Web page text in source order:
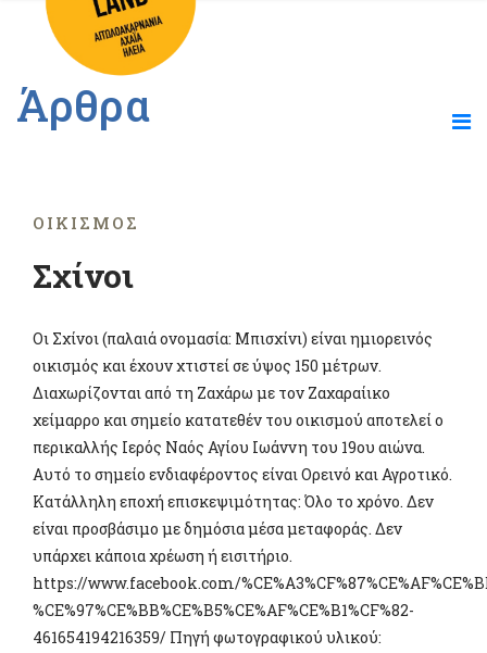
Άρθρα
ΟΙΚΙΣΜΌΣ
Σχίνοι
Οι Σχίνοι (παλαιά ονομασία: Μπισχίνι) είναι ημιορεινός
οικισμός και έχουν χτιστεί σε ύψος 150 μέτρων.
Διαχωρίζονται από τη Ζαχάρω με τον Ζαχαραίικο
χείμαρρο και σημείο κατατεθέν του οικισμού αποτελεί ο
περικαλλής Ιερός Ναός Αγίου Ιωάννη του 19ου αιώνα.
Αυτό το σημείο ενδιαφέροντος είναι Ορεινό και Αγροτικό.
Κατάλληλη εποχή επισκεψιμότητας: Όλο το χρόνο. Δεν
είναι προσβάσιμο με δημόσια μέσα μεταφοράς. Δεν
υπάρχει κάποια χρέωση ή εισιτήριο.
https://www.facebook.com/
%CE%97%CE%BB%CE%B5%CE%AF%CE%B1%CF%82-
461654194216359/ Πηγή φωτογραφικού υλικού: